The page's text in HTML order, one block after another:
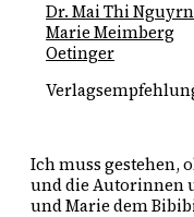
Dr. Mai Thi
Marie Meimberg
Oetinger
Ich muss gestehen,
und die Autorinnen
und Marie dem